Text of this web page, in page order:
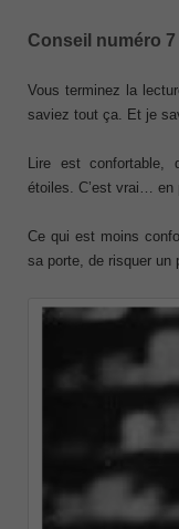
Conseil numéro 7
Vous terminez la
saviez tout ça. Et je
Lire est confortable,
étoiles. C’est vrai… en
Ce qui est moins
sa porte, de risquer un